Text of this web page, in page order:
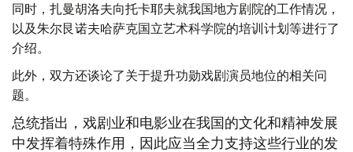
同时，扎曼胡洛夫向托卡耶夫就我国地方剧院的工作情况，
以及朱尔艮诺夫哈萨克国立艺术科学院的培训计划等进行了
介绍。
此外，双方还谈论了关于提升功勋戏剧演员地位的相关问
题。
总统指出，戏剧业和电影业在我国的文化和精神发展
中发挥着特殊作用，因此应当全力支持这些行业的发